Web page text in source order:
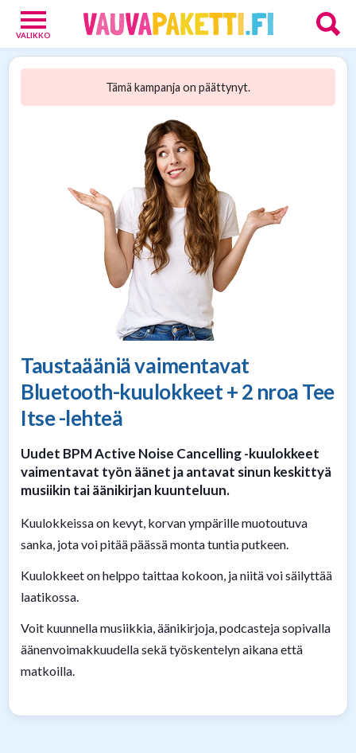
VALIKKO
Tämä kampanja on päättynyt.
Taustaääniä vaimentavat
Bluetooth-kuulokkeet + 2 nroa Tee
Itse -lehteä
Uudet BPM Active Noise Cancelling -kuulokkeet
vaimentavat työn äänet ja antavat sinun keskittyä
musiikin tai äänikirjan kuunteluun.
Kuulokkeissa on kevyt, korvan ympärille muotoutuva
sanka, jota voi pitää päässä monta tuntia putkeen.
Kuulokkeet on helppo taittaa kokoon, ja niitä voi säilyttää
laatikossa.
Voit kuunnella musiikkia, äänikirjoja, podcasteja sopivalla
äänenvoimakkuudella sekä työskentelyn aikana että
matkoilla.
Vauvoille